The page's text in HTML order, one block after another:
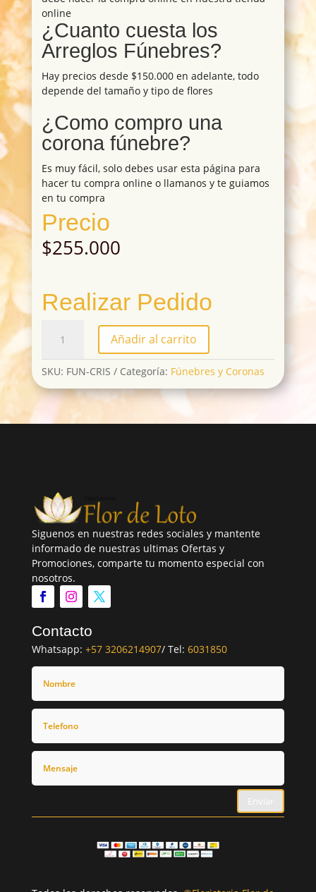
online
¿Cuanto cuesta los
Arreglos Fúnebres?
Hay precios desde $150.000 en adelante, todo
depende del tamaño y tipo de flores
¿Como compro una
corona fúnebre?
Es muy fácil, solo debes usar esta página para
hacer tu compra online o llamanos y te guiamos
en tu compra
Precio
$255.000
Realizar Pedido
CRIS
cantidad
Añadir al carrito
SKU: FUN-CRIS Categoría: Fúnebres y Coronas
Siguenos en nuestras redes sociales y mantente
informado de nuestras ultimas Ofertas y
Promociones, comparte tu momento especial con
nosotros.
Contacto
Whatsapp: +57 3206214907/ Tel: 6031850
Enviar